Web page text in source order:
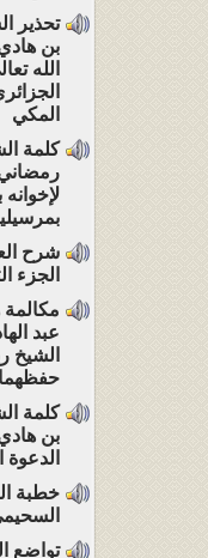
تحذير
بن
الله
المكي
كلمة
شرح
الجزء
مكالمة
عبد
الشيخ
حفظهما
كلمة
بن
خطبة
تواضع